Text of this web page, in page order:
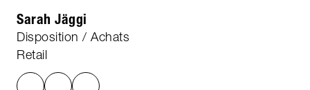
Sarah Jäggi
Disposition / Achats
Retail